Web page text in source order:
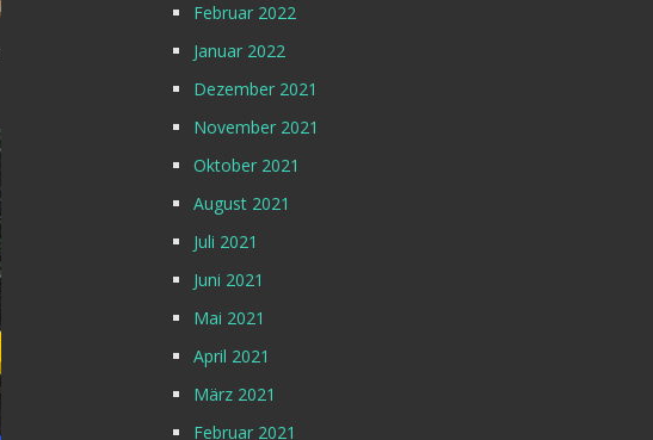
Februar 2022
Januar 2022
Dezember 2021
November 2021
Oktober 2021
August 2021
Juli 2021
Juni 2021
Mai 2021
April 2021
März 2021
Februar 2021